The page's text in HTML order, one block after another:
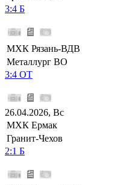
3:4 Б
МХК Рязань-ВДВ
Металлург ВО
3:4 ОТ
26.04.2026, Вс
МХК Ермак
Гранит-Чехов
2:1 Б